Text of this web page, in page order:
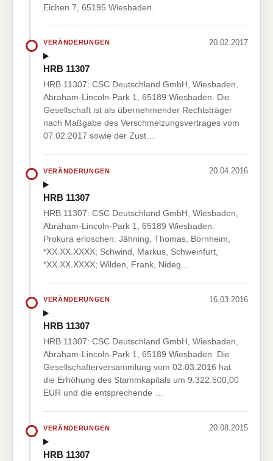
Eichen 7, 65195 Wiesbaden.
VERÄNDERUNGEN 20.02.2017
HRB 11307
HRB 11307: CSC Deutschland GmbH, Wiesbaden,
Abraham-Lincoln-Park 1, 65189 Wiesbaden. Die
Gesellschaft ist als übernehmender Rechtsträger
nach Maßgabe des Verschmelzungsvertrages vom
07.02.2017 sowie der Zust…
VERÄNDERUNGEN 20.04.2016
HRB 11307
HRB 11307: CSC Deutschland GmbH, Wiesbaden,
Abraham-Lincoln-Park 1, 65189 Wiesbaden.
Prokura erloschen: Jähning, Thomas, Bornheim,
*XX.XX.XXXX; Schwind, Markus, Schweinfurt,
*XX.XX.XXXX; Wilden, Frank, Nideg…
VERÄNDERUNGEN 16.03.2016
HRB 11307
HRB 11307: CSC Deutschland GmbH, Wiesbaden,
Abraham-Lincoln-Park 1, 65189 Wiesbaden. Die
Gesellschafterversammlung vom 02.03.2016 hat
die Erhöhung des Stammkapitals um 9.322.500,00
EUR und die entsprechende …
VERÄNDERUNGEN 20.08.2015
HRB 11307